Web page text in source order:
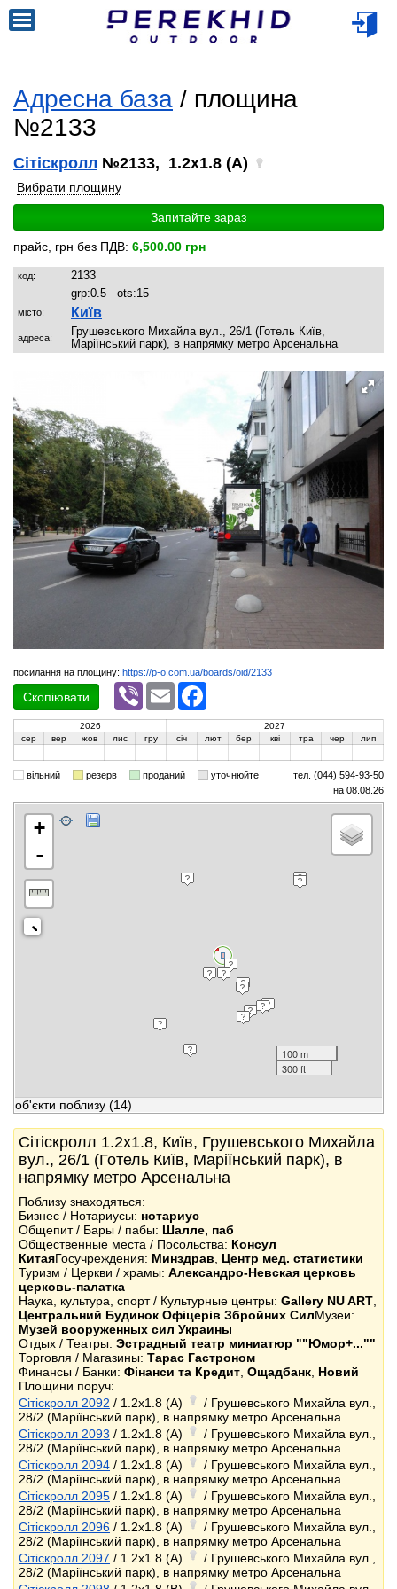
Адресна база / площина
№2133
Сітіскролл №2133, 1.2x1.8 (A)
Вибрати площину
Запитайте зараз
прайс, грн без ПДВ: 6,500.00 грн
код:
2133
grp:0.5 ots:15
місто: Київ
адреса:
Грушевського Михайла вул., 26/1 (Готель Київ,
Маріїнський парк), в напрямку метро Арсенальна
посилання на площину: https://p-o.com.ua/boards/oid/2133
Скопіювати
Viber Email
2026
2027
сер
вер жов лис гру січ лют бер кві тра чер лип
вільний резерв проданий уточнюйте
тел. (044) 594-93-50
на 08.08.26
+
-
100 m
300 ft
об'єкти поблизу (14)
Сітіскролл 1.2x1.8, Київ, Грушевського Михайла
вул., 26/1 (Готель Київ, Маріїнський парк), в
напрямку метро Арсенальна
Поблизу знаходяться:
Бизнес / Нотариусы: нотариус
Общепит / Бары / пабы: Шалле, паб
Общественные места / Посольства: Консул
КитаяГосучреждения: Минздрав
Центр мед. статистики
Туризм / Церкви / храмы: Александро-Невская церковь
церковь-палатка
Наука, культура, спорт / Культурные центры: Gallery NU ART
Центральний Будинок Офіцерів Збройних СилМузеи:
Музей вооруженных сил Украины
Отдых / Театры: Эстрадный театр миниатюр ""Юмор+...""
Торговля / Магазины: Тарас Гастроном
Финансы / Банки: Фінанси та Кредит Ощадбанк Новий
Площини поруч:
Сітіскролл 2092 / 1.2x1.8 (A)
/ Грушевського Михайла вул.,
28/2 (Маріїнський парк), в напрямку метро Арсенальна
Сітіскролл 2093 / 1.2x1.8 (A)
/ Грушевського Михайла вул.,
28/2 (Маріїнський парк), в напрямку метро Арсенальна
Сітіскролл 2094 / 1.2x1.8 (A)
/ Грушевського Михайла вул.,
28/2 (Маріїнський парк), в напрямку метро Арсенальна
Сітіскролл 2095 / 1.2x1.8 (A)
/ Грушевського Михайла вул.,
28/2 (Маріїнський парк), в напрямку метро Арсенальна
Сітіскролл 2096 / 1.2x1.8 (A)
/ Грушевського Михайла вул.,
28/2 (Маріїнський парк), в напрямку метро Арсенальна
Сітіскролл 2097 / 1.2x1.8 (A)
/ Грушевського Михайла вул.,
28/2 (Маріїнський парк), в напрямку метро Арсенальна